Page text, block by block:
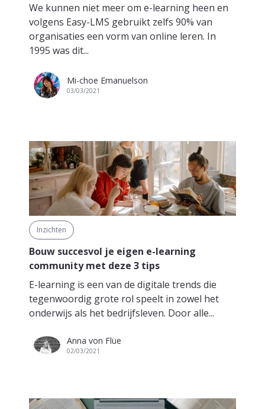
We kunnen niet meer om e-learning heen en
volgens Easy-LMS gebruikt zelfs 90% van
organisaties een vorm van online leren. In
1995 was dit...
Mi-choe Emanuelson
03/03/2021
Inzichten
Bouw succesvol je eigen e-learning
community met deze 3 tips
E-learning is een van de digitale trends die
tegenwoordig grote rol speelt in zowel het
onderwijs als het bedrijfsleven. Door alle...
Anna von Flüe
02/03/2021